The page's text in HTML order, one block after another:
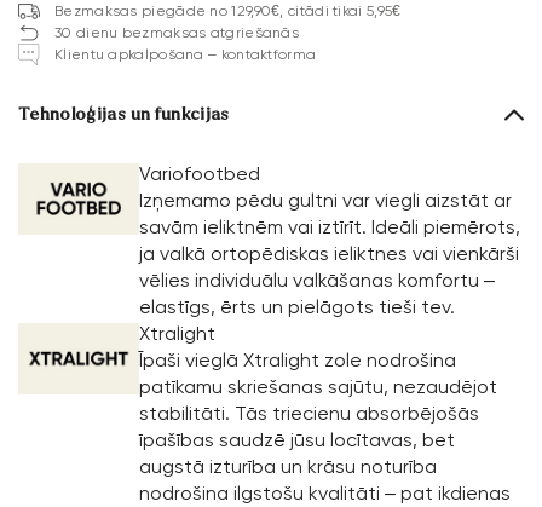
Bezmaksas piegāde no 129,90€, citādi tikai 5,95€
30 dienu bezmaksas atgriešanās
Klientu apkalpošana – kontaktforma
Tehnoloģijas un funkcijas
Variofootbed
Izņemamo pēdu gultni var viegli aizstāt ar
savām ieliktnēm vai iztīrīt. Ideāli piemērots,
ja valkā ortopēdiskas ieliktnes vai vienkārši
vēlies individuālu valkāšanas komfortu –
elastīgs, ērts un pielāgots tieši tev.
Xtralight
Īpaši vieglā Xtralight zole nodrošina
patīkamu skriešanas sajūtu, nezaudējot
stabilitāti. Tās triecienu absorbējošās
īpašības saudzē jūsu locītavas, bet
augstā izturība un krāsu noturība
nodrošina ilgstošu kvalitāti – pat ikdienas